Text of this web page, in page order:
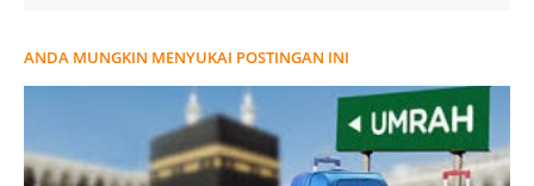
ANDA MUNGKIN MENYUKAI POSTINGAN INI